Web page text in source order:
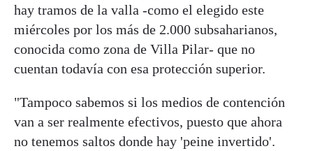
hay tramos de la valla -como el elegido este
miércoles por los más de 2.000 subsaharianos,
conocida como zona de Villa Pilar- que no
cuentan todavía con esa protección superior.
"Tampoco sabemos si los medios de contención
van a ser realmente efectivos, puesto que ahora
no tenemos saltos donde hay 'peine invertido'.